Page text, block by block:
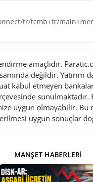
tr/tcmb+tr/
amaçlıdır.
değildir. Yatırım
kabul etmeyen
uygun olmayabilir. Bu
uygun sonuçlar
MANŞET HABERLERI